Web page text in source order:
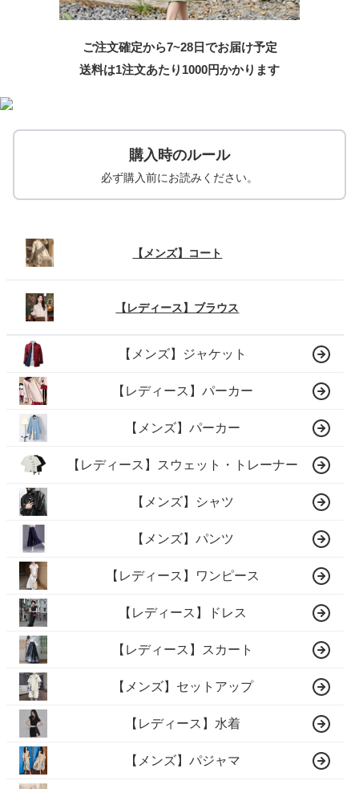
ご注文確定から7~28日でお届け予定
送料は1注文あたり 1000円かかります
購入時のルール
必ず購入前にお読みください。
【メンズ】コート
【レディース】ブラウス
【メンズ】ジャケット
【レディース】パーカー
【メンズ】パーカー
【レディース】スウェット・トレーナー
【メンズ】シャツ
【メンズ】パンツ
【レディース】ワンピース
【レディース】ドレス
【レディース】スカート
【メンズ】セットアップ
【レディース】水着
【メンズ】パジャマ